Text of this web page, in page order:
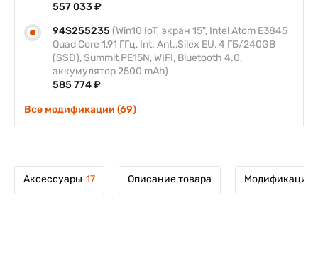
557 033 ₽
94S255235 (Win10 IoT, экран 15", Intel Atom E3845
Quad Core 1,91 ГГц, Int. Ant.,Silex EU, 4 ГБ/240GB
(SSD), Summit PE15N, WIFI, Bluetooth 4.0,
аккумулятор 2500 mAh)
585 774 ₽
Все модификации (69)
Аксессуары 17 Описание товара Модификации